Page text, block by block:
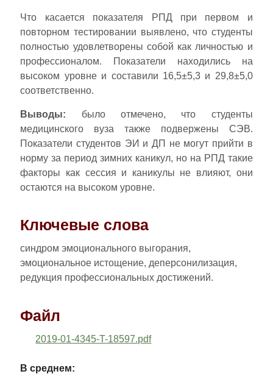
Что касается показателя РПД при первом и
повторном тестировании выявлено, что студенты
полностью удовлетворены собой как личностью и
профессионалом. Показатели находились на
высоком уровне и составили 16,5±5,3 и 29,8±5,0
соответственно.
Выводы: было отмечено, что студенты
медицинского вуза также подвержены СЭВ.
Показатели студентов ЭИ и ДП не могут прийти в
норму за период зимних каникул, но на РПД такие
факторы как сессия и каникулы не влияют, они
остаются на высоком уровне.
Ключевые слова
синдром эмоционального выгорания,
эмоциональное истощение, деперсонилизация,
редукция профессиональных достижений.
Файл
2019-01-4345-T-18597.pdf
В среднем: